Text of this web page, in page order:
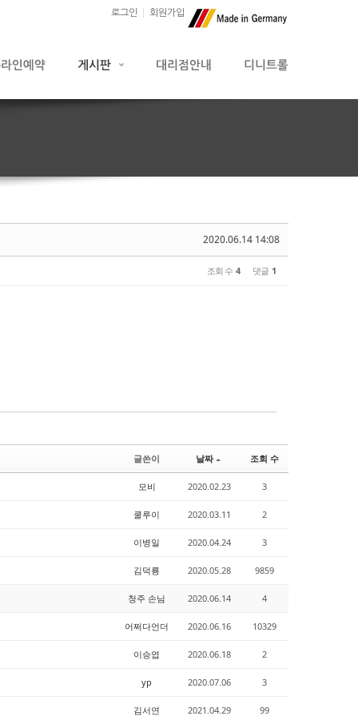
로그인 회원가입
2020.06.14 14:08
조회 수 4 댓글 1
글쓴이 날짜 조회 수
모비 2020.02.23 3
쿨루이 2020.03.11 2
이병일 2020.04.24 3
김덕룡 2020.05.28 9859
청주 손님 2020.06.14 4
어쩌다언더 2020.06.16 10329
이승엽 2020.06.18 2
yp 2020.07.06 3
김서연 2021.04.29 99